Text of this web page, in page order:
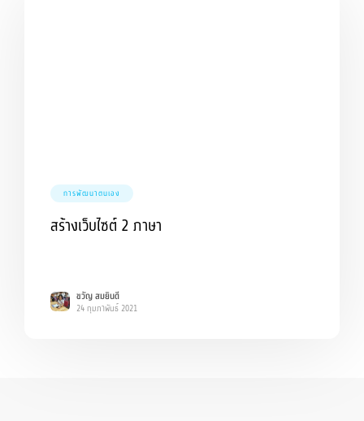
การพัฒนาตนเอง
สร้างเว็บไซต์ 2 ภาษา
ขวัญ สมยินดี
24 กุมภาพันธ์ 2021